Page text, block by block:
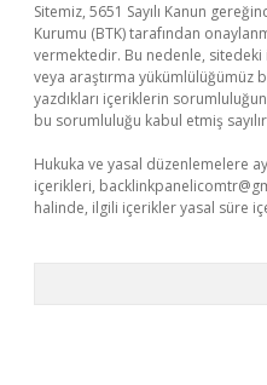
Sitemiz, 5651 Sayılı Kanun
Kurumu (BTK) tarafından
vermektedir. Bu nedenle,
veya araştırma yükümlülüğümüz
yazdıkları içeriklerin
bu sorumluluğu kabul etmiş
Hukuka ve yasal düzenlemelere
içerikleri,
halinde, ilgili içerikler yasal süre